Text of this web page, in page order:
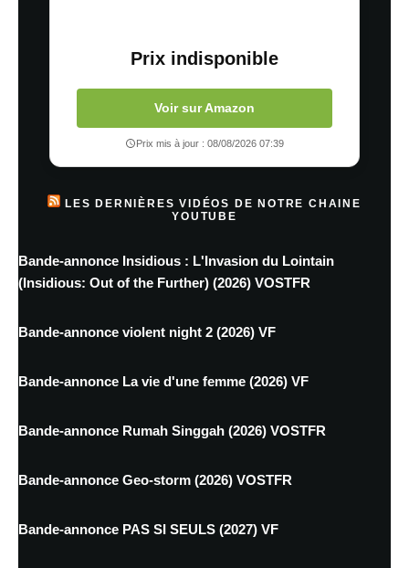
Prix indisponible
Voir sur Amazon
Prix mis à jour : 08/08/2026 07:39
LES DERNIÈRES VIDÉOS DE NOTRE CHAINE
YOUTUBE
Bande-annonce Insidious : L'Invasion du Lointain
(Insidious: Out of the Further) (2026) VOSTFR
Bande-annonce violent night 2 (2026) VF
Bande-annonce La vie d'une femme (2026) VF
Bande-annonce Rumah Singgah (2026) VOSTFR
Bande-annonce Geo-storm (2026) VOSTFR
Bande-annonce PAS SI SEULS (2027) VF